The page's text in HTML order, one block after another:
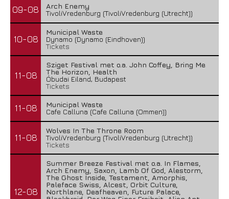
09-08
Arch Enemy
TivoliVredenburg (TivoliVredenburg (Utrecht))
10-08
Municipal Waste
Dynamo (Dynamo (Eindhoven))
Tickets
11-08
Sziget Festival met o.a. John Coffey, Bring Me
The Horizon, Health
Óbudai Eiland, Budapest
Tickets
11-08
Municipal Waste
Cafe Calluna (Cafe Calluna (Ommen))
11-08
Wolves In The Throne Room
TivoliVredenburg (TivoliVredenburg (Utrecht))
Tickets
12-08
Summer Breeze Festival met o.a. In Flames,
Arch Enemy, Saxon, Lamb Of God, Alestorm,
The Ghost Inside, Testament, Amorphis,
Paleface Swiss, Alcest, Orbit Culture,
Northlane, Deafheaven, Future Palace,